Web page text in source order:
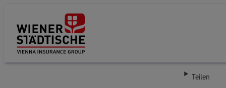
Teilen